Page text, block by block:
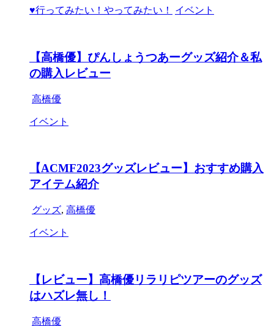
♥行ってみたい！やってみたい！ イベント
【高橋優】ぴんしょうつあーグッズ紹介＆私
の購入レビュー
高橋優
イベント
【ACMF2023グッズレビュー】おすすめ購入
アイテム紹介
グッズ, 高橋優
イベント
【レビュー】高橋優リラリピツアーのグッズ
はハズレ無し！
高橋優